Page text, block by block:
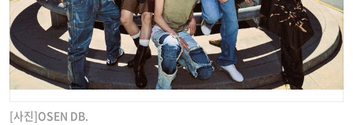
[사진]OSEN DB.